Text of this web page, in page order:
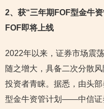
2、获“三年期FOF型金牛
FOF即将上线
2022年以来，证券市场震
随之增大，具备二次分散
投资者青睐。据悉，由头
型金牛资管计划——中信证